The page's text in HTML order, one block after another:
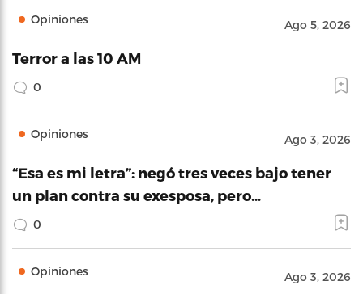
Opiniones Ago 5, 2026
Terror a las 10 AM
0
Opiniones Ago 3, 2026
“Esa es mi letra”: negó tres veces bajo tener
un plan contra su exesposa, pero…
0
Opiniones Ago 3, 2026